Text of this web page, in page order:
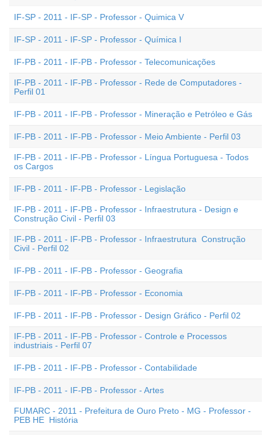
IF-SP - 2011 - IF-SP - Professor - Quimica V
IF-SP - 2011 - IF-SP - Professor - Química I
IF-PB - 2011 - IF-PB - Professor - Telecomunicações
IF-PB - 2011 - IF-PB - Professor - Rede de Computadores -
Perfil 01
IF-PB - 2011 - IF-PB - Professor - Mineração e Petróleo e Gás
IF-PB - 2011 - IF-PB - Professor - Meio Ambiente - Perfil 03
IF-PB - 2011 - IF-PB - Professor - Língua Portuguesa - Todos
os Cargos
IF-PB - 2011 - IF-PB - Professor - Legislação
IF-PB - 2011 - IF-PB - Professor - Infraestrutura - Design e
Construção Civil - Perfil 03
IF-PB - 2011 - IF-PB - Professor - Infraestrutura  Construção
Civil - Perfil 02
IF-PB - 2011 - IF-PB - Professor - Geografia
IF-PB - 2011 - IF-PB - Professor - Economia
IF-PB - 2011 - IF-PB - Professor - Design Gráfico - Perfil 02
IF-PB - 2011 - IF-PB - Professor - Controle e Processos
industriais - Perfil 07
IF-PB - 2011 - IF-PB - Professor - Contabilidade
IF-PB - 2011 - IF-PB - Professor - Artes
FUMARC - 2011 - Prefeitura de Ouro Preto - MG - Professor -
PEB HE  História